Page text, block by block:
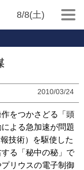
8/8(土)
2010/03/24
をつかさどる「頭
よる急加速が問題
技術）を駆使した
る「秘中の秘」で
リウスの電子制御